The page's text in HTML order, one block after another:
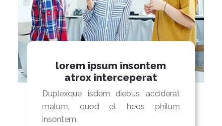
lorem ipsum insontem
atrox interceperat
Duplexque isdem diebus acciderat
malum, quod et heos philum
insontem.